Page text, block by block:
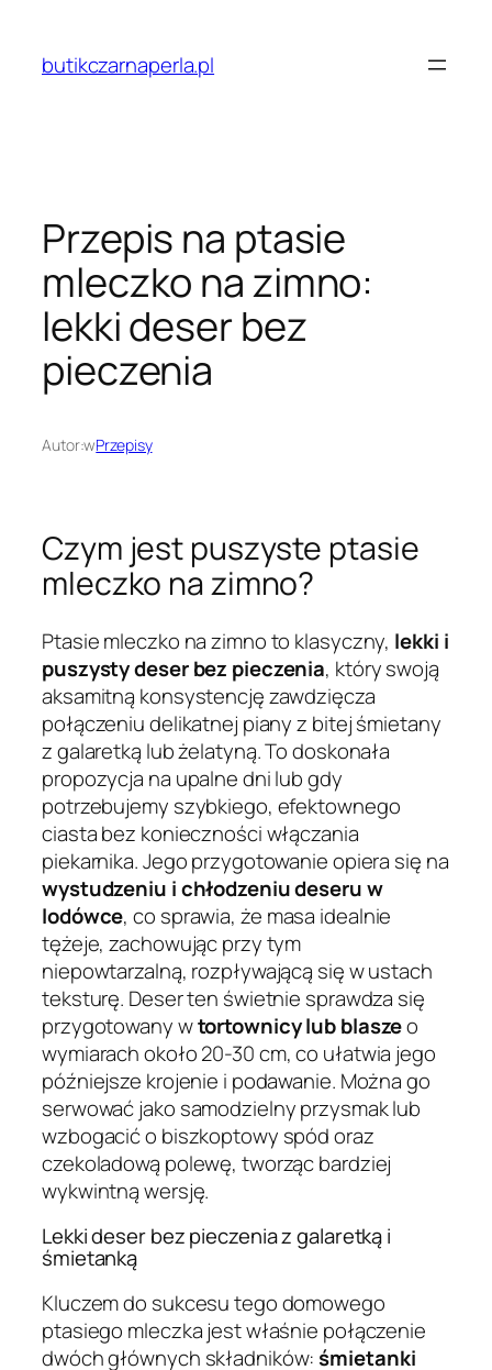
treścibutikczarnaperla.pl
Przepis na ptasie
mleczko na zimno:
lekki deser bez
pieczenia
Autor:wPrzepisy
Czym jest puszyste ptasie
mleczko na zimno?
Ptasie mleczko na zimno to klasyczny, lekki i
puszysty deser bez pieczenia, który swoją
aksamitną konsystencję zawdzięcza
połączeniu delikatnej piany z bitej śmietany
z galaretką lub żelatyną. To doskonała
propozycja na upalne dni lub gdy
potrzebujemy szybkiego, efektownego
ciasta bez konieczności włączania
piekarnika. Jego przygotowanie opiera się na
wystudzeniu i chłodzeniu deseru w
lodówce, co sprawia, że masa idealnie
tężeje, zachowując przy tym
niepowtarzalną, rozpływającą się w ustach
teksturę. Deser ten świetnie sprawdza się
przygotowany wtortownicy lub blaszeo
wymiarach około 20-30 cm, co ułatwia jego
późniejsze krojenie i podawanie. Można go
serwować jako samodzielny przysmak lub
wzbogacić o biszkoptowy spód oraz
czekoladową polewę, tworząc bardziej
wykwintną wersję.
Lekki deser bez pieczenia z galaretką i
śmietanką
Kluczem do sukcesu tego domowego
ptasiego mleczka jest właśnie połączenie
dwóch głównych składników:śmietanki